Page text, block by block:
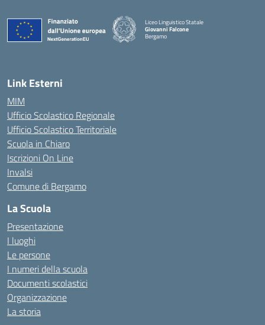
Liceo Linguistico Statale
Giovanni Falcone
Bergamo
— Visita la pagina iniziale della scuola
Link Esterni
MIM
Ufficio Scolastico Regionale
Ufficio Scolastico Territoriale
Scuola in Chiaro
Iscrizioni On Line
Invalsi
Comune di Bergamo
La Scuola
Presentazione
I luoghi
Le persone
I numeri della scuola
Documenti scolastici
Organizzazione
La storia